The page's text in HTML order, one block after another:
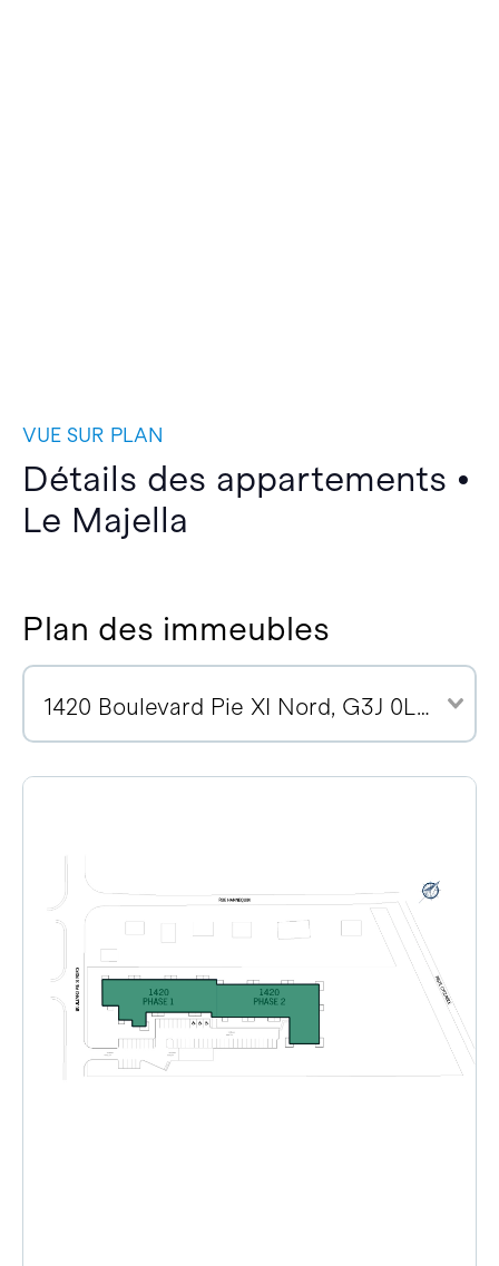
VUE SUR PLAN
Détails des appartements •
Le Majella
Plan des immeubles
1420 Boulevard Pie XI Nord, G3J 0L6 (1)